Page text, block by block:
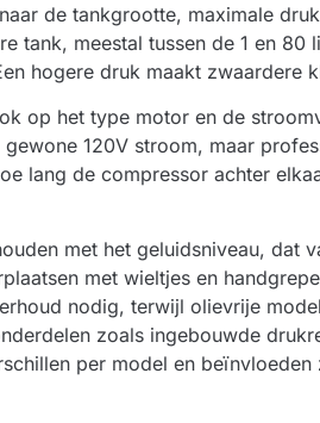
de tankgrootte, maximale
tank, meestal tussen de 1 en
hogere druk maakt zwaardere
op het type motor en de
120V stroom, maar
lang de compressor achter
met het geluidsniveau, dat
met wieltjes en
nodig, terwijl olievrije
zoals ingebouwde
per model en